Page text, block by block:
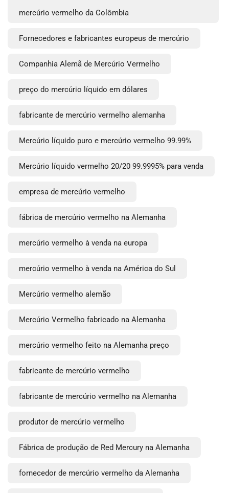
mercúrio vermelho da Colômbia
Fornecedores e fabricantes europeus de mercúrio
Companhia Alemã de Mercúrio Vermelho
preço do mercúrio líquido em dólares
fabricante de mercúrio vermelho alemanha
Mercúrio líquido puro e mercúrio vermelho 99.99%
Mercúrio líquido vermelho 20/20 99.9995% para venda
empresa de mercúrio vermelho
fábrica de mercúrio vermelho na Alemanha
mercúrio vermelho à venda na europa
mercúrio vermelho à venda na América do Sul
Mercúrio vermelho alemão
Mercúrio Vermelho fabricado na Alemanha
mercúrio vermelho feito na Alemanha preço
fabricante de mercúrio vermelho
fabricante de mercúrio vermelho na Alemanha
produtor de mercúrio vermelho
Fábrica de produção de Red Mercury na Alemanha
fornecedor de mercúrio vermelho da Alemanha